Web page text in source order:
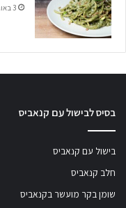
3 באוגוסט 2025
בסיס לבישול עם קנאביס
בישול עם קנאביס
חלב קנאביס
שומן בקר מועשר בקנאביס